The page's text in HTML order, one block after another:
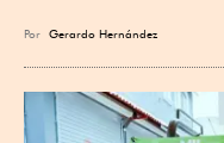
Por Gerardo Hernández